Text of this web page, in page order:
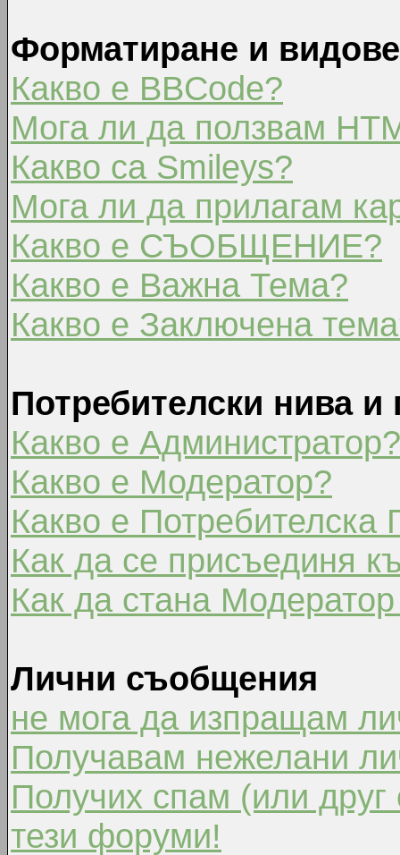
Форматиране и
Какво е BBCode?
Мога ли да ползвам
Какво са Smileys?
Мога ли да прилагам
Какво е СЪОБЩЕНИЕ?
Какво е Важна Тема?
Какво е Заключена
Потребителски нива и
Какво е Администратор?
Какво е Модератор?
Какво е Потребителска
Как да се присъединя
Как да стана
Лични съобщения
не мога да изпращам
Получавам нежелани
Получих спам (или
тези форуми!